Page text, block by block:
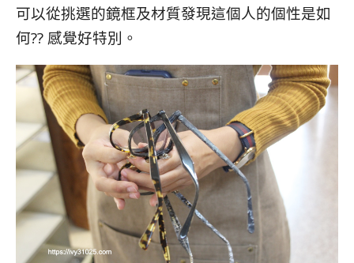
可以從挑選的鏡框及材質發現這個人的個性是如
何?? 感覺好特別。